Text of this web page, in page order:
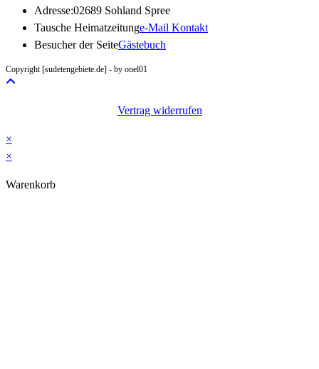
Adresse:02689 Sohland Spree
Tausche Heimatzeitunge-Mail KontaktOpens
Besucher der SeiteGästebuch
Copyright [sudetengebiete.de] - by onel01
Vertrag widerrufen
×
×
Warenkorb